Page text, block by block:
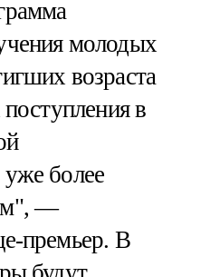
молодых
возраста
в
уже более
—
премьер. В